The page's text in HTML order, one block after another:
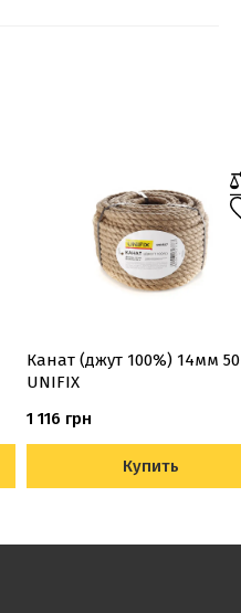
Канат (джут 100%) 14мм
UNIFIX
1 116 грн
Купить